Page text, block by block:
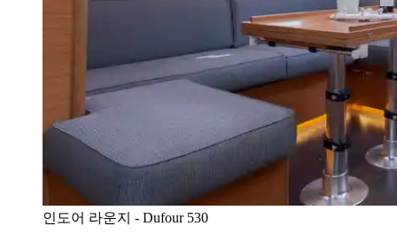
인도어 라운지 - Dufour 530